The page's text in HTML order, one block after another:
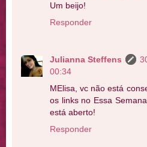
Um beijo!
Responder
Julianna Steffens
00:34
MElisa, vc não está
os links no Essa
está aberto!
Responder